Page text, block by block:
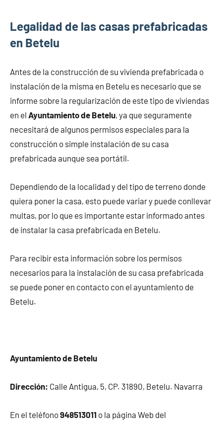
Legalidad de las casas prefabricadas
en Betelu
Antes de la construcción de su vivienda prefabricada o
instalación de la misma en Betelu es necesario que se
informe sobre la regularización de este tipo de viviendas
en el Ayuntamiento de Betelu, ya que seguramente
necesitará de algunos permisos especiales para la
construcción o simple instalación de su casa
prefabricada aunque sea portátil.
Dependiendo de la localidad y del tipo de terreno donde
quiera poner la casa, esto puede variar y puede conllevar
multas, por lo que es importante estar informado antes
de instalar la casa prefabricada en Betelu.
Para recibir esta información sobre los permisos
necesarios para la instalación de su casa prefabricada
se puede poner en contacto con el ayuntamiento de
Betelu.
Ayuntamiento de Betelu
Dirección: Calle Antigua, 5, CP. 31890, Betelu. Navarra
En el teléfono948513011 o la página Web del